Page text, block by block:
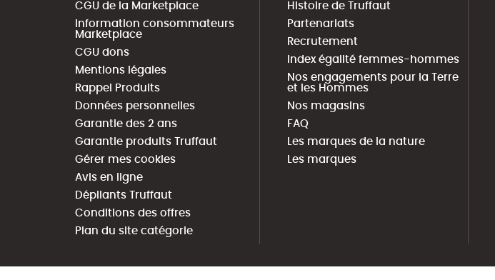
CGU de la Marketplace
Information consommateurs
Marketplace
CGU dons
Mentions légales
Rappel Produits
Données personnelles
Garantie des 2 ans
Garantie produits Truffaut
Gérer mes cookies
Avis en ligne
Dépliants Truffaut
Conditions des offres
Plan du site catégorie
Histoire de Truffaut
Partenariats
Recrutement
Index égalité femmes-hommes
Nos engagements pour la Terre
et les Hommes
Nos magasins
FAQ
Les marques de la nature
Les marques